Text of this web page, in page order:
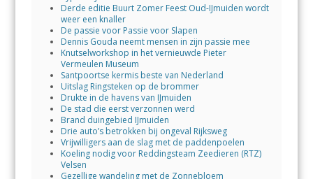
Derde editie Buurt Zomer Feest Oud-IJmuiden wordt
weer een knaller
De passie voor Passie voor Slapen
Dennis Gouda neemt mensen in zijn passie mee
Knutselworkshop in het vernieuwde Pieter
Vermeulen Museum
Santpoortse kermis beste van Nederland
Uitslag Ringsteken op de brommer
Drukte in de havens van IJmuiden
De stad die eerst verzonnen werd
Brand duingebied IJmuiden
Drie auto’s betrokken bij ongeval Rijksweg
Vrijwilligers aan de slag met de paddenpoelen
Koeling nodig voor Reddingsteam Zeedieren (RTZ)
Velsen
Gezellige wandeling met de Zonnebloem